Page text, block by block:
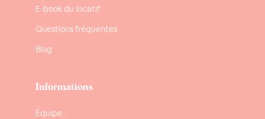
E-book du locatif
Questions fréquentes
Blog
Informations
Équipe